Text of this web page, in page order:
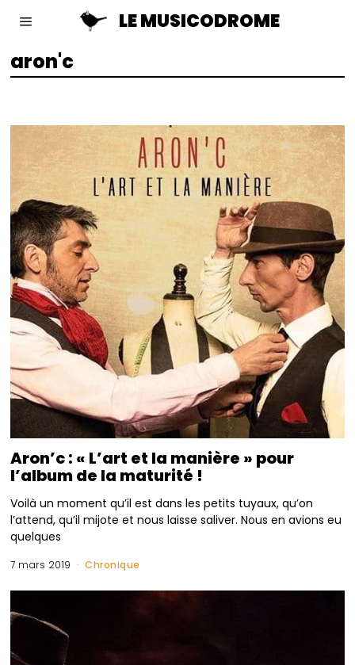
LE MUSICODROME
aron'c
Aron’c : « L’art et la manière » pour
l’album de la maturité !
Voilà un moment qu’il est dans les petits tuyaux, qu’on
l’attend, qu’il mijote et nous laisse saliver. Nous en avions eu
quelques
7 mars 2019 Chronique